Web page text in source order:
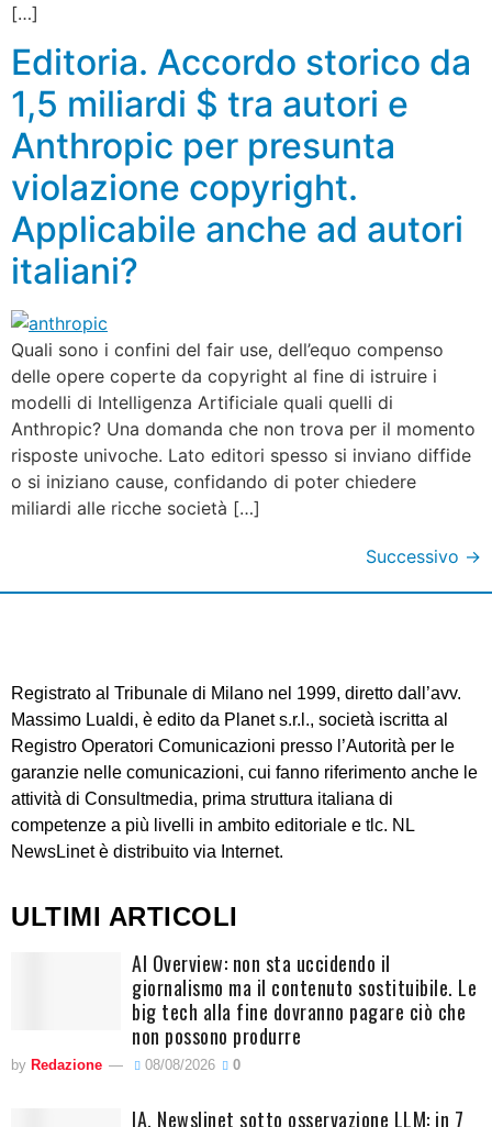
[…]
Editoria. Accordo storico da
1,5 miliardi $ tra autori e
Anthropic per presunta
violazione copyright.
Applicabile anche ad autori
italiani?
Quali sono i confini del fair use, dell’equo compenso
delle opere coperte da copyright al fine di istruire i
modelli di Intelligenza Artificiale quali quelli di
Anthropic? Una domanda che non trova per il momento
risposte univoche. Lato editori spesso si inviano diffide
o si iniziano cause, confidando di poter chiedere
miliardi alle ricche società […]
Successivo →
Registrato al Tribunale di Milano nel 1999, diretto dall’avv.
Massimo Lualdi, è edito da Planet s.r.l., società iscritta al
Registro Operatori Comunicazioni presso l’Autorità per le
garanzie nelle comunicazioni, cui fanno riferimento anche le
attività di Consultmedia, prima struttura italiana di
competenze a più livelli in ambito editoriale e tlc. NL
NewsLinet è distribuito via Internet.
ULTIMI ARTICOLI
AI Overview: non sta uccidendo il
giornalismo ma il contenuto sostituibile. Le
big tech alla fine dovranno pagare ciò che
non possono produrre
by Redazione 08/08/2026 0
IA. Newslinet sotto osservazione LLM: in 7